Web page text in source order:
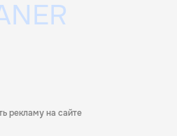
рекламу на сайте